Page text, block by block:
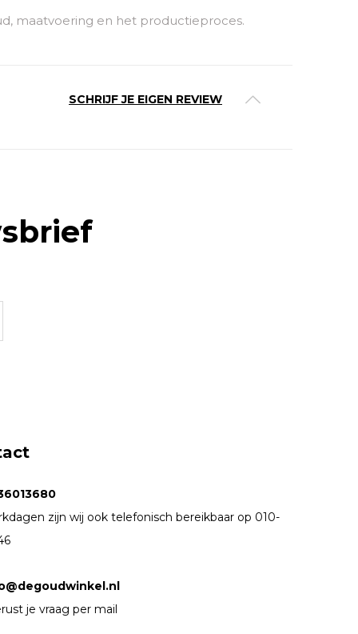
maatvoering en het productieproces.
SCHRIJF JE EIGEN REVIEW
zijn wij ook telefonisch bereikbaar op 010-
je vraag per mail